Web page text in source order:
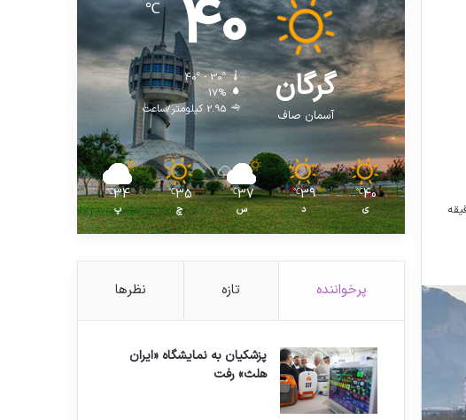
گرگان
آسمان صاف
40
℃
40º - 30º
17%
2.95 کیلومتر/ساعت
40
℃
ی
39
℃
د
37
℃
س
35
℃
چ
34
℃
پ
پرخواننده تازه نظرها
پزشکیان به نمایشگاه «ایران
هلث» رفت